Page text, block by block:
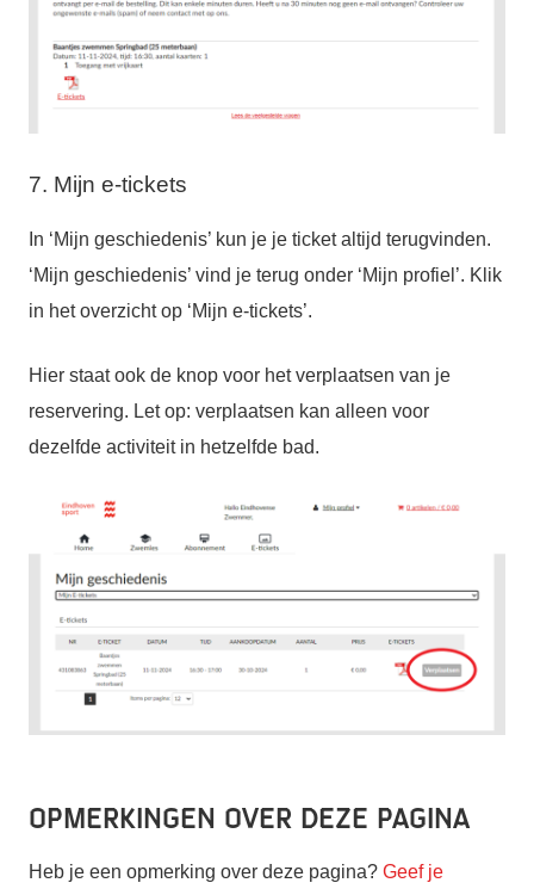
7. Mijn e-tickets
In ‘Mijn geschiedenis’ kun je je ticket altijd terugvinden.
‘Mijn geschiedenis’ vind je terug onder ‘Mijn profiel’. Klik
in het overzicht op ‘Mijn e-tickets’.
Hier staat ook de knop voor het verplaatsen van je
reservering. Let op: verplaatsen kan alleen voor
dezelfde activiteit in hetzelfde bad.
Opmerkingen over deze pagina
Heb je een opmerking over deze pagina? Geef je